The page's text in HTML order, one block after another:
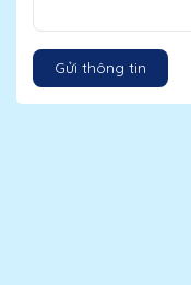
Gửi thông tin